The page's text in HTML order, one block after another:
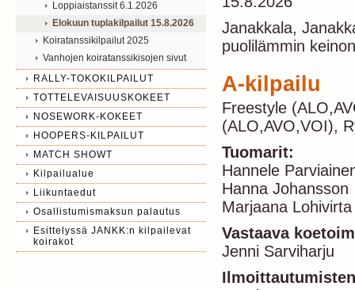
Janakkala,
puolilämmin
A-kilpailu
Freestyle
(ALO,AVO,VOI),
Tuomarit:
Hannele
Hanna Johansson
Marjaana
Vastaava
Jenni Sarviharju
Loppiaistanssit 6.1.2026
Elokuun tuplakilpailut 15.8.2026
Koiratanssikilpailut 2025
Vanhojen koiratanssikisojen sivut
RALLY-TOKOKILPAILUT
TOTTELEVAISUUSKOKEET
NOSEWORK-KOKEET
HOOPERS-KILPAILUT
MATCH SHOWT
Kilpailualue
Liikuntaedut
Osallistumismaksun palautus
Esittelyssä JANKK:n kilpailevat
koirakot